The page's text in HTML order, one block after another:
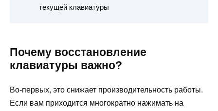
текущей клавиатуры
Почему восстановление
клавиатуры важно?
Во-первых, это снижает производительность работы.
Если вам приходится многократно нажимать на